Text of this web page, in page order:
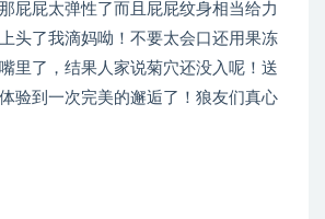
屁屁太弹性了而且屁屁纹身相当给力
头了我滴妈呦！不要太会口还用果冻
里了，结果人家说菊穴还没入呢！送
验到一次完美的邂逅了！狼友们真心